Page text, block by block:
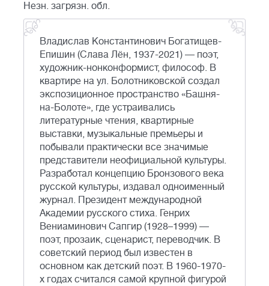
Незн. загрязн. обл.
Владислав Константинович Богатищев-
Епишин (Слава Лён, 1937-2021) — поэт,
художник-нонконформист, философ. В
квартире на ул. Болотниковской создал
экспозиционное пространство «Башня-
на-Болоте», где устраивались
литературные чтения, квартирные
выставки, музыкальные премьеры и
побывали практически все значимые
представители неофициальной культуры.
Разработал концепцию Бронзового века
русской культуры, издавал одноименный
журнал. Президент международной
Академии русского стиха. Генрих
Вениаминович Сапгир (1928–1999) —
поэт, прозаик, сценарист, переводчик. В
советский период был известен в
основном как детский поэт. В 1960-1970-
х годах считался самой крупной фигурой